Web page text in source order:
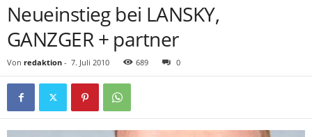
Neueinstieg bei LANSKY,
GANZGER + partner
Von redaktion - 7. Juli 2010 689 0